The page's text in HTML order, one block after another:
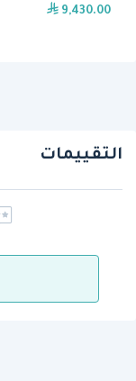
9,430.00
التقييمات